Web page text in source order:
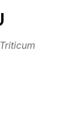
Triticum